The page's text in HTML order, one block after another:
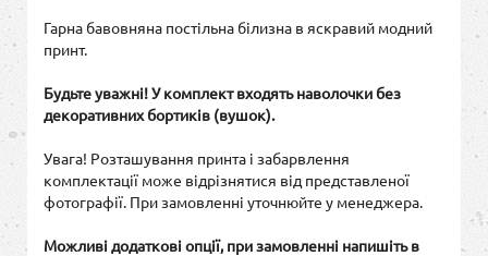
Гарна бавовняна постільна білизна в яскравий модний
принт.
Будьте уважні! У комплект входять наволочки без
декоративних бортиків (вушок).
Увага! Розташування принта і забарвлення
комплектації може відрізнятися від представленої
фотографії. При замовленні уточнюйте у менеджера.
Можливі додаткові опції, при замовленні напишіть в